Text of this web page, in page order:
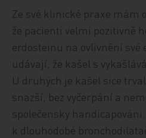
Ze své klinické praxe mám
že pacienti velmi pozitivně
erdosteinu na ovlivnění své
udávají, že kašel s
U druhých je kašel sice
snazší, bez vyčerpání a
společensky
k dlouhodobé